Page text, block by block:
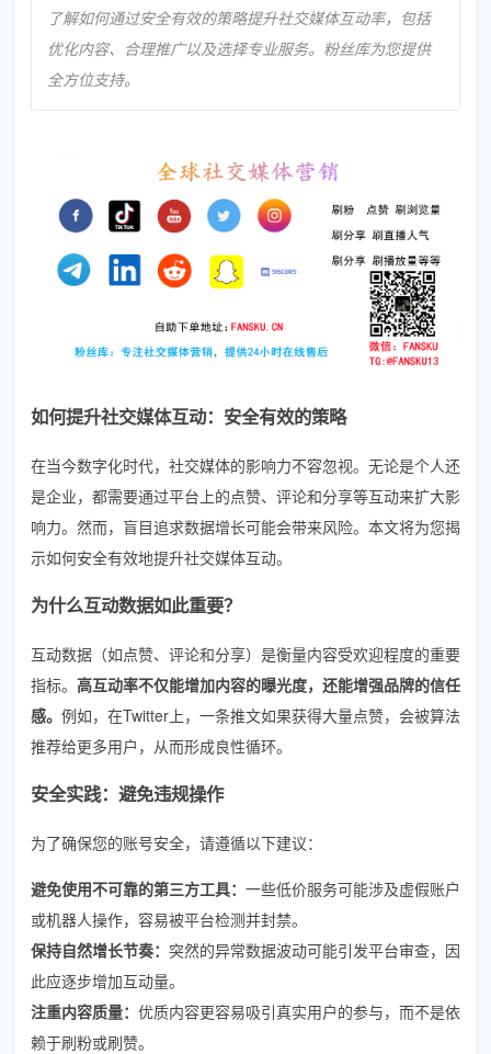
了解如何通过安全有效的策略提升社交媒体互动率，包括
优化内容、合理推广以及选择专业服务。粉丝库为您提供
全方位支持。
如何提升社交媒体互动：安全有效的策略
在当今数字化时代，社交媒体的影响力不容忽视。无论是个人还
是企业，都需要通过平台上的点赞、评论和分享等互动来扩大影
响力。然而，盲目追求数据增长可能会带来风险。本文将为您揭
示如何安全有效地提升社交媒体互动。
为什么互动数据如此重要？
互动数据（如点赞、评论和分享）是衡量内容受欢迎程度的重要
指标。 高互动率不仅能增加内容的曝光度，还能增强品牌的信任
感。 例如，在Twitter上，一条推文如果获得大量点赞，会被算法
推荐给更多用户，从而形成良性循环。
安全实践：避免违规操作
为了确保您的账号安全，请遵循以下建议：
避免使用不可靠的第三方工具： 一些低价服务可能涉及虚假账户
或机器人操作，容易被平台检测并封禁。
保持自然增长节奏： 突然的异常数据波动可能引发平台审查，因
此应逐步增加互动量。
注重内容质量： 优质内容更容易吸引真实用户的参与，而不是依
赖于刷粉或刷赞。